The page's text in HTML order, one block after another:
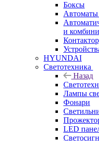
Боксы
Автоматы
и
HYUNDAI
Светотехника
Назад
Лампы
Фонари
LED